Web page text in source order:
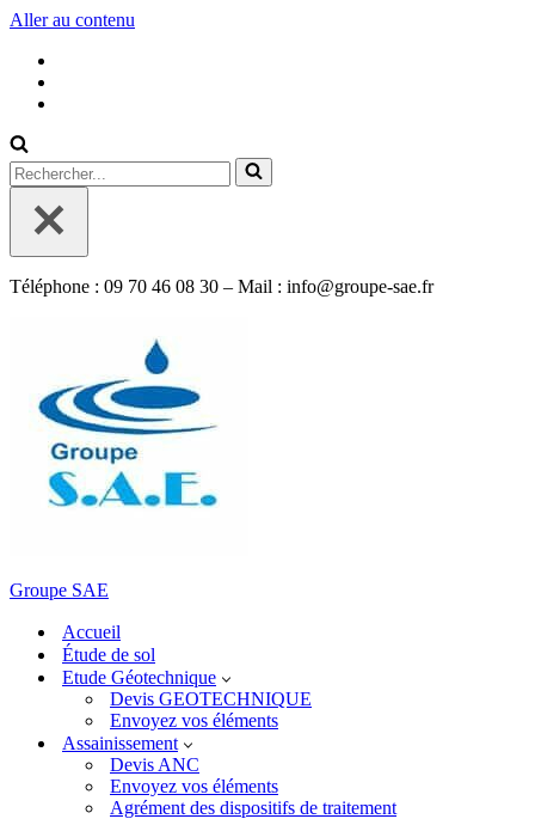
Aller au contenu
Rechercher...
Téléphone : 09 70 46 08 30 – Mail : info@groupe-sae.fr
Groupe SAE
Accueil
Étude de sol
Etude Géotechnique
Devis GEOTECHNIQUE
Envoyez vos éléments
Assainissement
Devis ANC
Envoyez vos éléments
Agrément des dispositifs de traitement